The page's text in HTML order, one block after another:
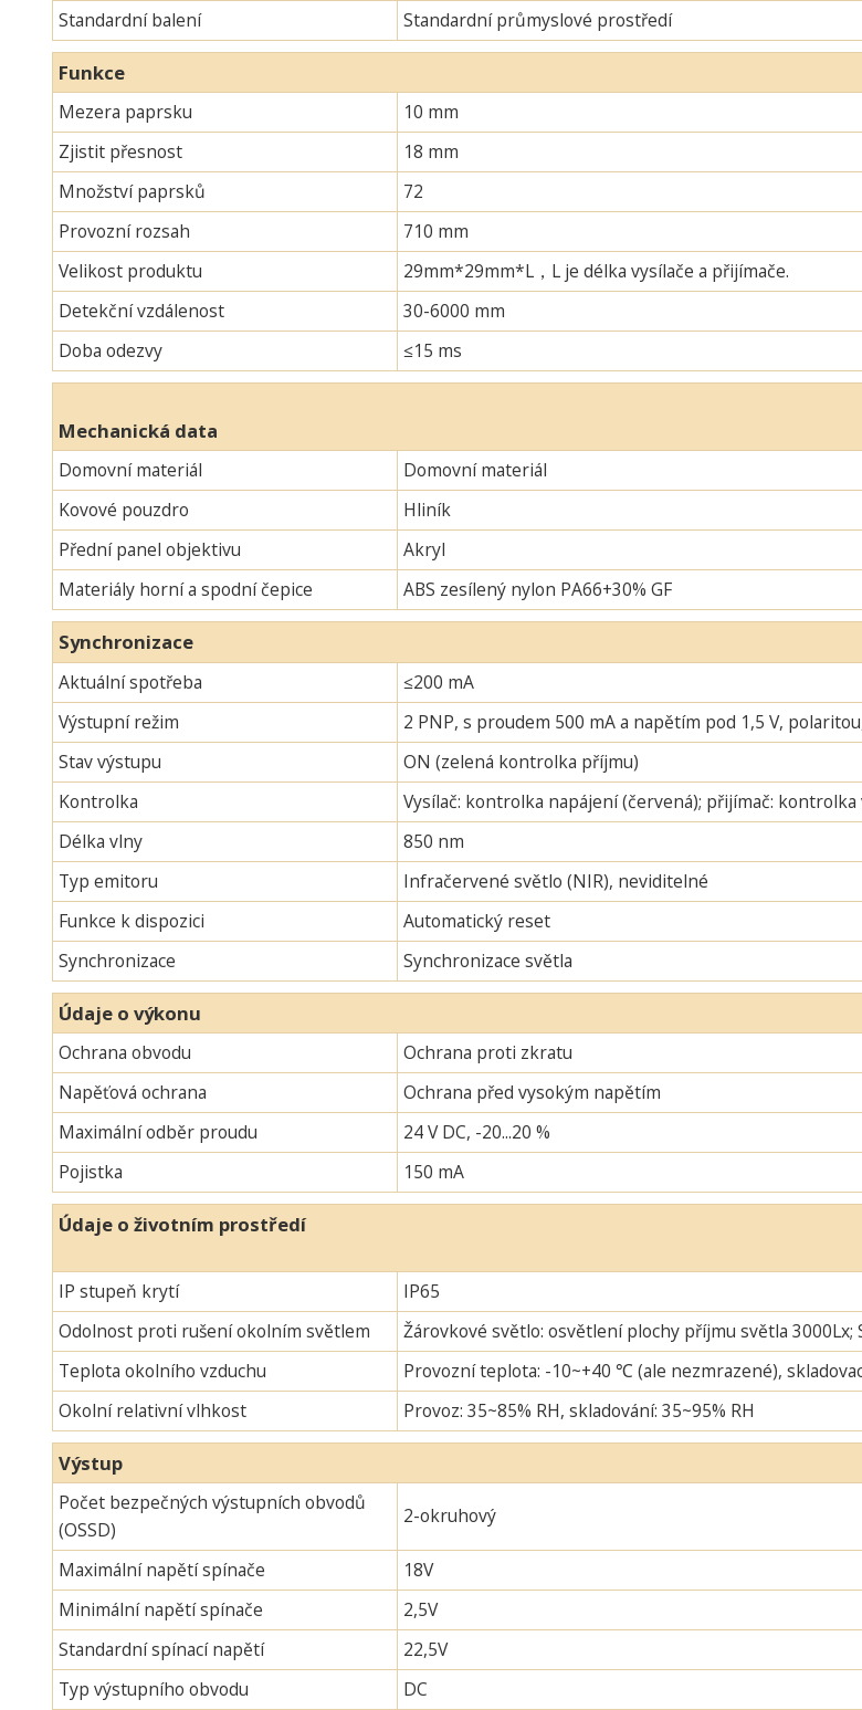
Standardní balení
Standardní průmyslové prostředí
Funkce
Mezera paprsku
10 mm
Zjistit přesnost
18 mm
Množství paprsků
72
Provozní rozsah
710 mm
Velikost produktu
29mm*29mm*L，L je délka vysílače a přijímače.
Detekční vzdálenost
30-6000 mm
Doba odezvy
≤15 ms
Mechanická data
Domovní materiál
Domovní materiál
Kovové pouzdro
Hliník
Přední panel objektivu
Akryl
Materiály horní a spodní čepice
ABS zesílený nylon PA66+30% GF
Synchronizace
Aktuální spotřeba
≤200 mA
Výstupní režim
2 PNP, s proudem 500 mA a napětím pod 1,5 V,
Stav výstupu
ON (zelená kontrolka příjmu)
Kontrolka
Vysílač: kontrolka napájení (červená); přijímač:
Délka vlny
850 nm
Typ emitoru
Infračervené světlo (NIR), neviditelné
Funkce k dispozici
Automatický reset
Synchronizace
Synchronizace světla
Údaje o výkonu
Ochrana obvodu
Ochrana proti zkratu
Napěťová ochrana
Ochrana před vysokým napětím
Maximální odběr proudu
24 V DC, -20...20 %
Pojistka
150 mA
Údaje o životním prostředí
IP stupeň krytí
IP65
Odolnost proti rušení okolním světlem
Žárovkové světlo: osvětlení plochy příjmu světla
Teplota okolního vzduchu
Provozní teplota: -10~+40 ℃ (ale nezmrazené),
Okolní relativní vlhkost
Provoz: 35~85% RH, skladování: 35~95% RH
Výstup
Počet bezpečných výstupních obvodů
(OSSD)
2-okruhový
Maximální napětí spínače
18V
Minimální napětí spínače
2,5V
Standardní spínací napětí
22,5V
Typ výstupního obvodu
DC